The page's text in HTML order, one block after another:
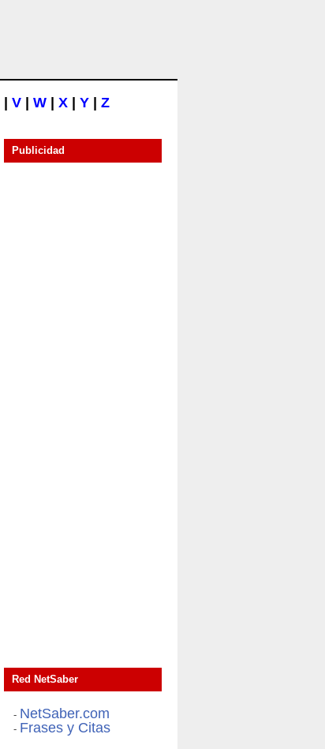
V W X Y Z
Publicidad
Red NetSaber
- NetSaber.com
- Frases y Citas